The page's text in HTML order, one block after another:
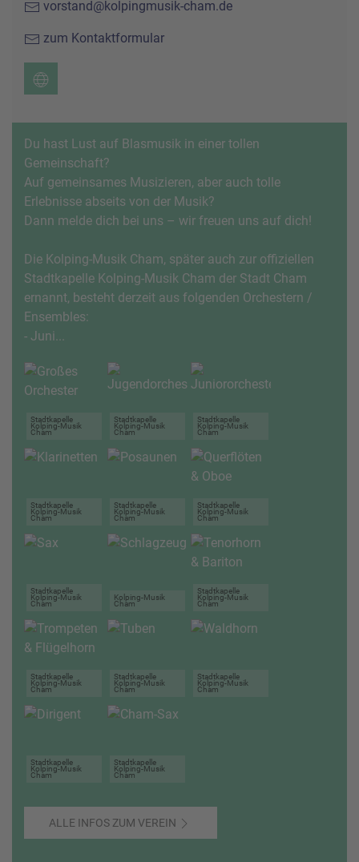
vorstand@kolpingmusik-cham.de
zum Kontaktformular
Du hast Lust auf Blasmusik in einer tollen
Gemeinschaft?
Auf gemeinsames Musizieren, aber auch tolle
Erlebnisse abseits von der Musik?
Dann melde dich bei uns – wir freuen uns auf dich!
Die Kolping-Musik Cham, später auch zur offiziellen
Stadtkapelle Kolping-Musik Cham der Stadt Cham
ernannt, besteht derzeit aus folgenden Orchestern /
Ensembles:
- Juni...
Stadtkapelle
Kolping-Musik
Cham
Stadtkapelle
Kolping-Musik
Cham
Stadtkapelle
Kolping-Musik
Cham
Stadtkapelle
Kolping-Musik
Cham
Stadtkapelle
Kolping-Musik
Cham
Stadtkapelle
Kolping-Musik
Cham
Stadtkapelle
Kolping-Musik
Cham
Kolping-Musik
Cham
Stadtkapelle
Kolping-Musik
Cham
Stadtkapelle
Kolping-Musik
Cham
Stadtkapelle
Kolping-Musik
Cham
Stadtkapelle
Kolping-Musik
Cham
Stadtkapelle
Kolping-Musik
Cham
Stadtkapelle
Kolping-Musik
Cham
ALLE INFOS ZUM VEREIN